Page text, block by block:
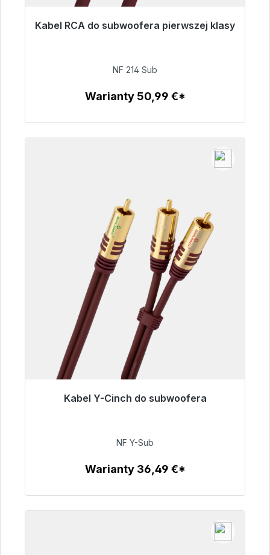
Kabel RCA do subwoofera pierwszej klasy
Gotowy do natychmiastowej wysyłki, czas
94,00 €
NF 214 Sub
Warianty 50,99 €*
Kabel Y-Cinch do subwoofera
Gotowy do natychmiastowej wysyłki, czas
50,99 €
NF Y-Sub
Warianty 36,49 €*